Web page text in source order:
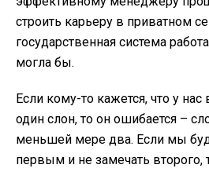
строить карьеру в приватном
государственная система
могла бы.
Если кому-то кажется, что у
один слон, то он ошибается –
меньшей мере два. Если мы
первым и не замечать второго,